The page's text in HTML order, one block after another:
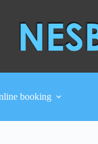
booking